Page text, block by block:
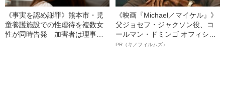
《事実を認め謝罪》熊本市・児
童養護施設での性虐待を複数女
性が同時告発 加害者は理事長
《映画『Michael／マイケル』》
父ジョセフ・ジャクソン役、コ
ールマン・ドミンゴ オフィシャ
ルインタビュー“観客を魅了した
PR（キノフィルムズ）